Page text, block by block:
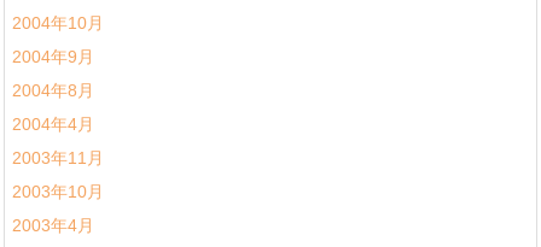
2004年10月
2004年9月
2004年8月
2004年4月
2003年11月
2003年10月
2003年4月